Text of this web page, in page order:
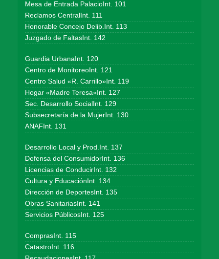
Mesa de Entrada PalacioInt. 101
Reclamos CentralInt. 111
Honorable Concejo Delib.Int. 113
Juzgado de FaltasInt. 142
Guardia UrbanaInt. 120
Centro de MonitoreoInt. 121
Centro Salud «R. Carrillo»Int. 119
Hogar «Madre Teresa»Int. 127
Sec. Desarrollo SocialInt. 129
Subsecretaría de la MujerInt. 130
ANAFInt. 131
Desarrollo Local y Prod.Int. 137
Defensa del ConsumidorInt. 136
Licencias de ConducirInt. 132
Cultura y EducaciónInt. 134
Dirección de DeportesInt. 135
Obras SanitariasInt. 141
Servicios PúblicosInt. 125
ComprasInt. 115
CatastroInt. 116